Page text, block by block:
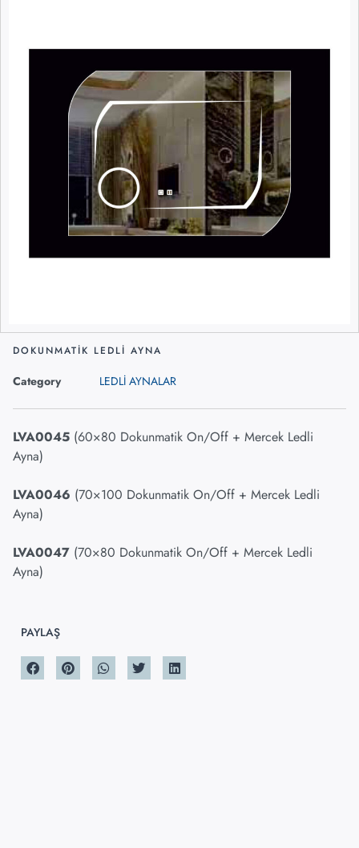
DOKUNMATIK LEDLI AYNA
Category LEDLİ AYNALAR
LVA0045 (60×80 Dokunmatik On/Off + Mercek Ledli
Ayna)
LVA0046 (70×100 Dokunmatik On/Off + Mercek Ledli
Ayna)
LVA0047 (70×80 Dokunmatik On/Off + Mercek Ledli
Ayna)
PAYLAŞ